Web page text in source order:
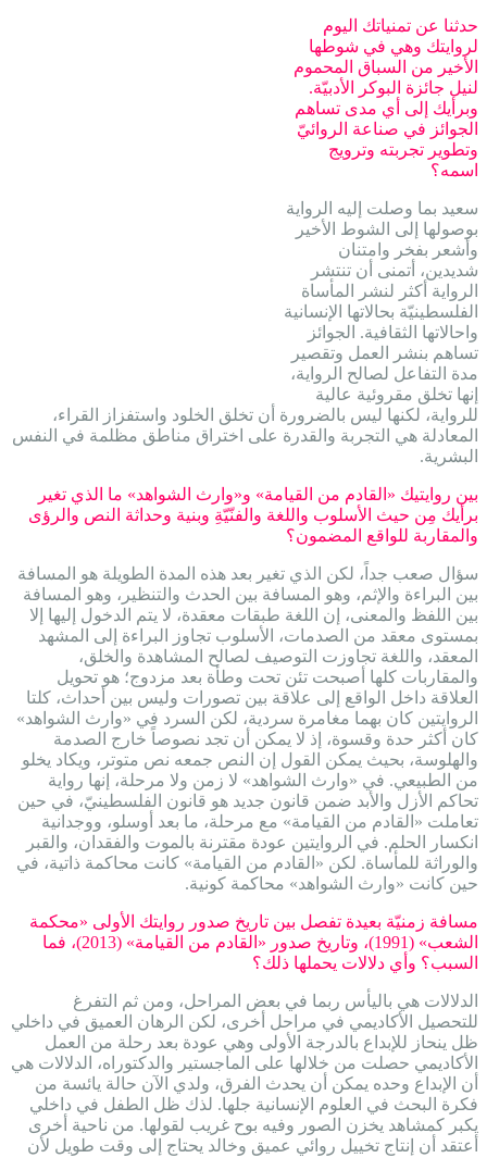
حدثنا عن تمنياتك اليوم
لروايتك وهي في شوطها
الأخير من السباق المحموم
لنيل جائزة البوكر الأدبيّة.
وبرأيك إلى أي مدى تساهم
الجوائز في صناعة الروائيّ
وتطوير تجربته وترويج
اسمه؟
سعيد بما وصلت إليه الرواية
بوصولها إلى الشوط الأخير
وأشعر بفخر وامتنان
شديدين، أتمنى أن تنتشر
الرواية أكثر لنشر المأساة
الفلسطينيّة بحالاتها الإنسانية
واحالاتها الثقافية. الجوائز
تساهم بنشر العمل وتقصير
مدة التفاعل لصالح الرواية،
إنها تخلق مقروئية عالية
للرواية، لكنها ليس بالضرورة أن تخلق الخلود واستفزاز القراء،
المعادلة هي التجربة والقدرة على اختراق مناطق مظلمة في النفس
البشرية.
بين روايتيك «القادم من القيامة» و«وارث الشواهد» ما الذي تغير
برأيك مِن حيث الأسلوب واللغة والفنّيّةِ وبنية وحداثة النص والرؤى
والمقاربة للواقع المضمون؟
سؤال صعب جداً، لكن الذي تغير بعد هذه المدة الطويلة هو المسافة
بين البراءة والإثم، وهو المسافة بين الحدث والتنظير، وهو المسافة
بين اللفظ والمعنى، إن اللغة طبقات معقدة، لا يتم الدخول إليها إلا
بمستوى معقد من الصدمات، الأسلوب تجاوز البراءة إلى المشهد
المعقد، واللغة تجاوزت التوصيف لصالح المشاهدة والخلق،
والمقاربات كلها أصبحت تئن تحت وطأة بعد مزدوج؛ هو تحويل
العلاقة داخل الواقع إلى علاقة بين تصورات وليس بين أحداث، كلتا
الروايتين كان بهما مغامرة سردية، لكن السرد في «وارث الشواهد»
كان أكثر حدة وقسوة، إذ لا يمكن أن تجد نصوصاً خارج الصدمة
والهلوسة، بحيث يمكن القول إن النص جمعه نص متوتر، ويكاد يخلو
من الطبيعي. في «وارث الشواهد» لا زمن ولا مرحلة، إنها رواية
تحاكم الأزل والأبد ضمن قانون جديد هو قانون الفلسطينيّ، في حين
تعاملت «القادم من القيامة» مع مرحلة، ما بعد أوسلو، ووجدانية
انكسار الحلم. في الروايتين عودة مقترنة بالموت والفقدان، والقبر
والوراثة للمأساة. لكن «القادم من القيامة» كانت محاكمة ذاتية، في
حين كانت «وارث الشواهد» محاكمة كونية.
مسافة زمنيّة بعيدة تفصل بين تاريخ صدور روايتك الأولى «محكمة
الشعب» (1991)، وتاريخ صدور «القادم من القيامة» (2013)، فما
السبب؟ وأي دلالات يحملها ذلك؟
الدلالات هي باليأس ربما في بعض المراحل، ومن ثم التفرغ
للتحصيل الأكاديمي في مراحل أخرى، لكن الرهان العميق في داخلي
ظل ينحاز للإبداع بالدرجة الأولى وهي عودة بعد رحلة من العمل
الأكاديمي حصلت من خلالها على الماجستير والدكتوراه، الدلالات هي
أن الإبداع وحده يمكن أن يحدث الفرق، ولدي الآن حالة يائسة من
فكرة البحث في العلوم الإنسانية جلها. لذك ظل الطفل في داخلي
يكبر كمشاهد يخزن الصور وفيه بوح غريب لقولها. من ناحية أخرى
أعتقد أن إنتاج تخييل روائي عميق وخالد يحتاج إلى وقت طويل لأن